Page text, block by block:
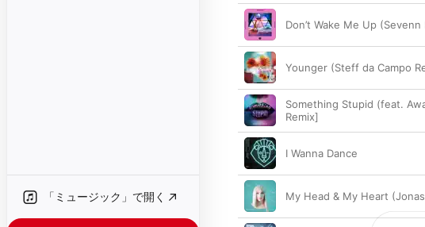
「ミュージック」で開く
Don’t Wake Me Up (Sevenn
Younger (Steff da Campo
Something Stupid (feat.
Remix]
I Wanna Dance
My Head & My Heart